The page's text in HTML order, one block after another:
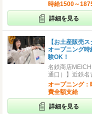
時給1500～
詳細を見る
【お土産販売ス
オープニング
験OK！
名鉄商店
通口）】近鉄名
オープニング
費全額支給
詳細を見る